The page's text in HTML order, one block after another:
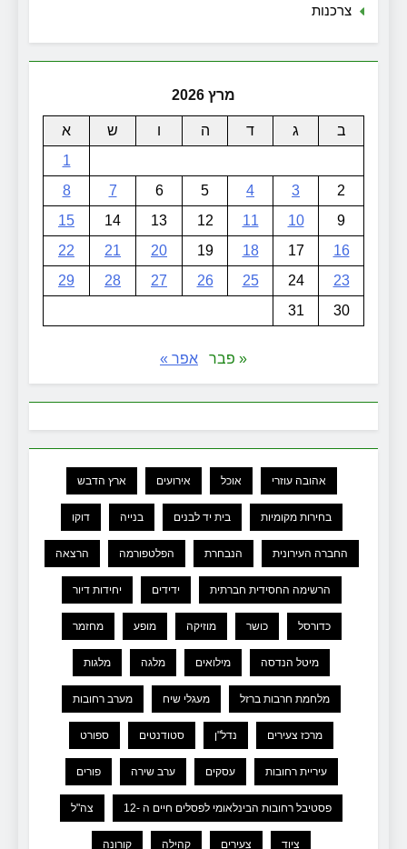
צרכנות
מרץ 2026
ב ג ד ה ו ש
א
1
2
3
4
5
6
7
8
9
10
11
12
13
14
15
16
17
18
19
20
21
22
23
24
25
26
27
28
29
30
31
« פבר אפר »
אהובה עוזרי אוכל אירועים ארץ הדבש
בחירות מקומיות בית יד לבנים בנייה דוקו
החברה העירונית הנבחרת הפלטפורמה הרצאה
הרשימה החסידית חברתית ידידים יחידות דיור
כדורסל כושר מוזיקה מופע מחזמר
מיטל הנדסה מילואים מלגה מלגות
מלחמת חרבות ברזל מעגלי שיח מערב רחובות
מרכז צעירים נדל"ן סטודנטים ספורט
עיריית רחובות עסקים ערב שירה פורים
פסטיבל רחובות הבינלאומי לפסלים חיים ה -12 צה"ל
ציוד צעירים קהילה קורונה